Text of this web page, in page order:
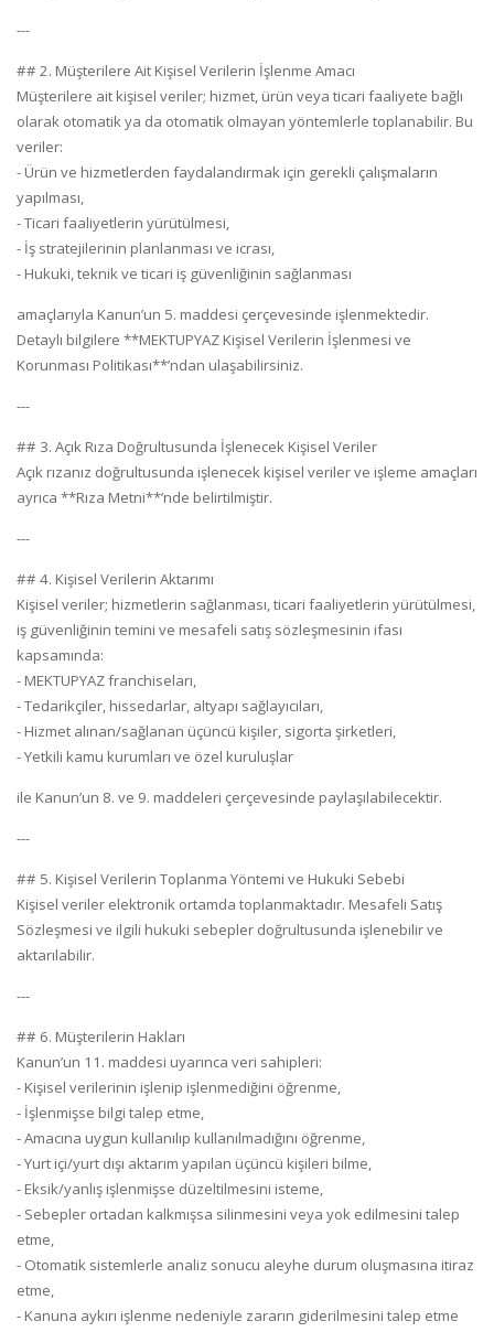
---
## 2. Müşterilere Ait Kişisel Verilerin İşlenme Amacı
Müşterilere ait kişisel veriler; hizmet, ürün veya ticari faaliyete bağlı
olarak otomatik ya da otomatik olmayan yöntemlerle toplanabilir. Bu
veriler:
- Ürün ve hizmetlerden faydalandırmak için gerekli çalışmaların
yapılması,
- Ticari faaliyetlerin yürütülmesi,
- İş stratejilerinin planlanması ve icrası,
- Hukuki, teknik ve ticari iş güvenliğinin sağlanması
amaçlarıyla Kanun’un 5. maddesi çerçevesinde işlenmektedir.
Detaylı bilgilere **MEKTUPYAZ Kişisel Verilerin İşlenmesi ve
Korunması Politikası**’ndan ulaşabilirsiniz.
---
## 3. Açık Rıza Doğrultusunda İşlenecek Kişisel Veriler
Açık rızanız doğrultusunda işlenecek kişisel veriler ve işleme amaçları
ayrıca **Rıza Metni**’nde belirtilmiştir.
---
## 4. Kişisel Verilerin Aktarımı
Kişisel veriler; hizmetlerin sağlanması, ticari faaliyetlerin yürütülmesi,
iş güvenliğinin temini ve mesafeli satış sözleşmesinin ifası
kapsamında:
- MEKTUPYAZ franchiseları,
- Tedarikçiler, hissedarlar, altyapı sağlayıcıları,
- Hizmet alınan/sağlanan üçüncü kişiler, sigorta şirketleri,
- Yetkili kamu kurumları ve özel kuruluşlar
ile Kanun’un 8. ve 9. maddeleri çerçevesinde paylaşılabilecektir.
---
## 5. Kişisel Verilerin Toplanma Yöntemi ve Hukuki Sebebi
Kişisel veriler elektronik ortamda toplanmaktadır. Mesafeli Satış
Sözleşmesi ve ilgili hukuki sebepler doğrultusunda işlenebilir ve
aktarılabilir.
---
## 6. Müşterilerin Hakları
Kanun’un 11. maddesi uyarınca veri sahipleri:
- Kişisel verilerinin işlenip işlenmediğini öğrenme,
- İşlenmişse bilgi talep etme,
- Amacına uygun kullanılıp kullanılmadığını öğrenme,
- Yurt içi/yurt dışı aktarım yapılan üçüncü kişileri bilme,
- Eksik/yanlış işlenmişse düzeltilmesini isteme,
- Sebepler ortadan kalkmışsa silinmesini veya yok edilmesini talep
etme,
- Otomatik sistemlerle analiz sonucu aleyhe durum oluşmasına itiraz
etme,
- Kanuna aykırı işlenme nedeniyle zararın giderilmesini talep etme